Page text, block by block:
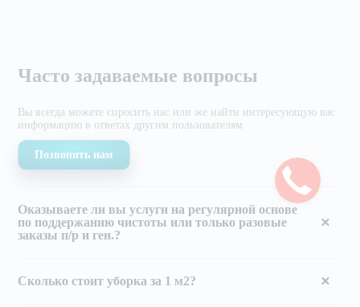
Часто задаваемые вопросы
Вы всегда можете спросить нас или же найти интересующую вас
информацию в ответах другим пользователям
Позвонить нам
Оказываете ли вы услуги на регулярной основе
по поддержанию чистоты или только разовые
заказы п/р и ген.?
Сколько стоит уборка за 1 м2?